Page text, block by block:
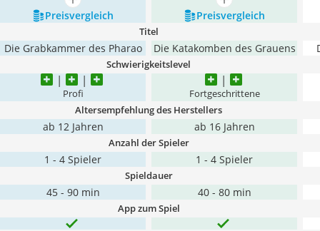
mehr anzeigen
mehr anzeigen
Preis­vergleich
Preis­vergleich
Titel
Die Grabkammer des Pharao Die Katakomben des Grauens
Schwierigkeitslevel
Profi Fortgeschrittene
Altersempfehlung des Herstellers
ab 12 Jahren ab 16 Jahren
Anzahl der Spieler
1 - 4 Spieler 1 - 4 Spieler
Spieldauer
45 - 90 min 40 - 80 min
App zum Spiel